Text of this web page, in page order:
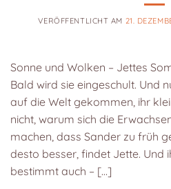
VERÖFFENTLICHT AM 21.
Sonne und Wolken – Jettes
Bald wird sie eingeschult. Und
auf die Welt gekommen, ihr
nicht, warum sich die
machen, dass Sander zu früh
desto besser, findet Jette. Und
bestimmt auch – […]